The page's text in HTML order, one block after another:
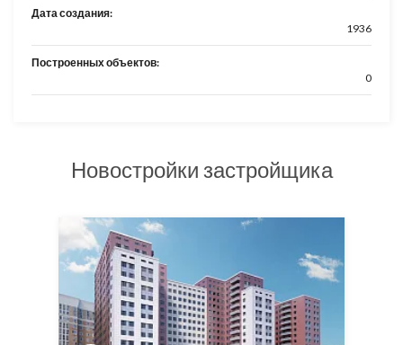
Дата создания:
1936
Построенных объектов:
0
Новостройки застройщика